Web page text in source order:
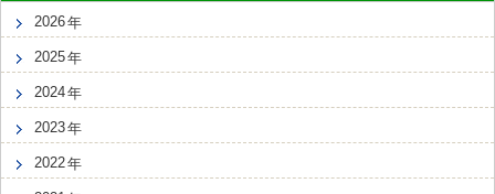
2026
2025
2024
2023
2022